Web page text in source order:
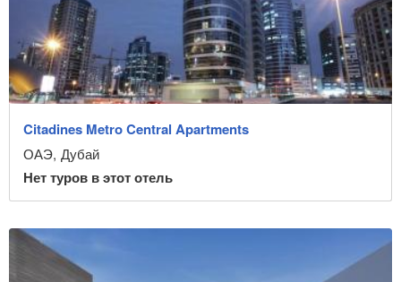
Citadines Metro Central Apartments
ОАЭ, Дубай
Нет туров в этот отель